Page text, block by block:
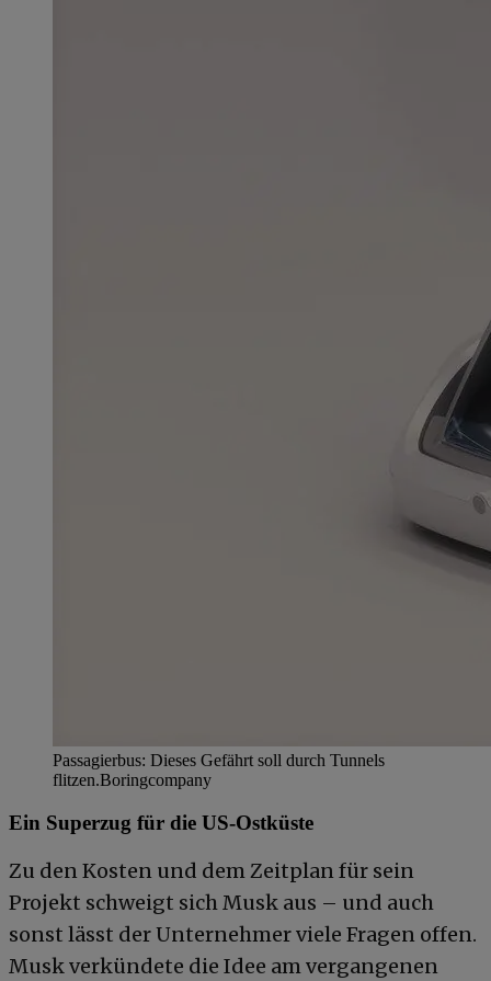
Passagierbus: Dieses Gefährt soll durch Tunnels
flitzen.Boringcompany
Ein Superzug für die US-Ostküste
Zu den Kosten und dem Zeitplan für sein
Projekt schweigt sich Musk aus – und auch
sonst lässt der Unternehmer viele Fragen offen.
Musk verkündete die Idee am vergangenen